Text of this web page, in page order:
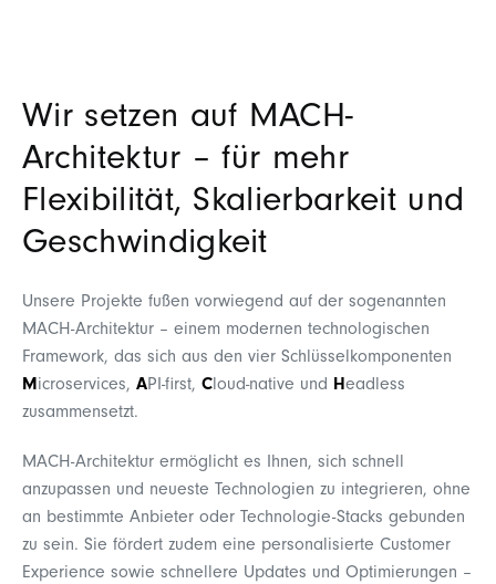
Wir setzen auf MACH-
Architektur – für mehr
Flexibilität, Skalierbarkeit und
Geschwindigkeit
Unsere Projekte fußen vorwiegend auf der sogenannten
MACH-Architektur – einem modernen technologischen
Framework, das sich aus den vier Schlüsselkomponenten
Microservices, API-first, Cloud-native und Headless
zusammensetzt.
MACH-Architektur ermöglicht es Ihnen, sich schnell
anzupassen und neueste Technologien zu integrieren, ohne
an bestimmte Anbieter oder Technologie-Stacks gebunden
zu sein. Sie fördert zudem eine personalisierte Customer
Experience sowie schnellere Updates und Optimierungen –